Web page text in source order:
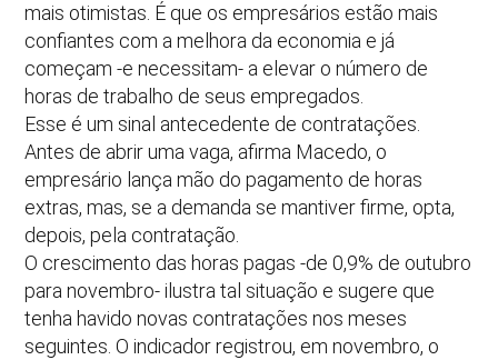
mais otimistas. É que os empresários estão mais
confiantes com a melhora da economia e já
começam -e necessitam- a elevar o número de
horas de trabalho de seus empregados.
Esse é um sinal antecedente de contratações.
Antes de abrir uma vaga, afirma Macedo, o
empresário lança mão do pagamento de horas
extras, mas, se a demanda se mantiver firme, opta,
depois, pela contratação.
O crescimento das horas pagas -de 0,9% de outubro
para novembro- ilustra tal situação e sugere que
tenha havido novas contratações nos meses
seguintes. O indicador registrou, em novembro, o